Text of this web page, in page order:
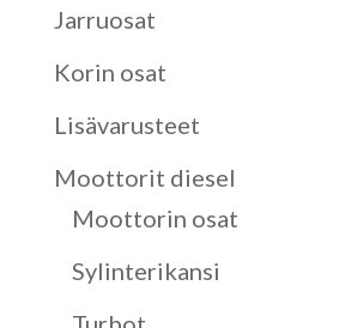
Jarruosat
Korin osat
Lisävarusteet
Moottorit diesel
Moottorin osat
Sylinterikansi